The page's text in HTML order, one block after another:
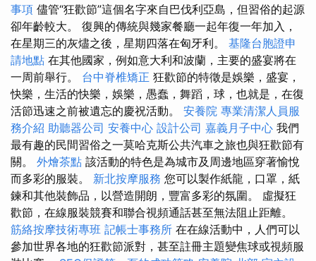
事項 儘管“狂歡節”這個名字來自巴伐利亞島，但習俗的起源
卻年齡較大。 復興的傳統與幾家餐廳一起年復一年加入，
在星期三的灰燼之後，星期四落在匈牙利。 基隆台胞證申
請地點 在其他國家，例如意大利和波蘭，主要的盛宴將在
一周前舉行。 台中脊椎矯正 狂歡節的特徵是娛樂，盛宴，
快樂，生活的快樂，娛樂，愚蠢，舞蹈，球，也就是，在復
活節迅速之前被遺忘的慶祝活動。 安養院 專業清潔人員服
務介紹 助聽器公司 安養中心 設計公司 嘉義月子中心 我們
最有趣的民間習俗之一莫哈克斯公共汽車之旅也與狂歡節有
關。 外燴茶點 該活動的特色是為城市及周邊地區穿著愉悅
而多彩的服裝。 新北按摩服務 您可以製作紙龍，口罩，紙
鍊和其他裝飾品，以營造開朗，豐富多彩的氛圍。 虛擬狂
歡節，在線服裝競賽和聯合視頻通話甚至無法阻止距離。
筋絡按摩技術專班 記帳士事務所 在在線活動中，人們可以
參加世界各地的狂歡節派對，甚至註冊主題變焦球或視頻服